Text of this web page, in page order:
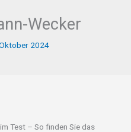
Wecker
2024
Test – So finden Sie das